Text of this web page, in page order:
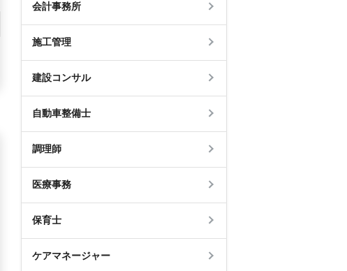
会計事務所
施工管理
建設コンサル
自動車整備士
調理師
医療事務
保育士
ケアマネージャー